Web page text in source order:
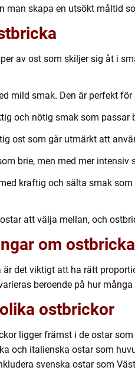
man skapa en utsökt måltid
av ost som skiljer sig åt i
mild smak. Den är perfekt
och nötig smak som passar
ost som går utmärkt att
brie, men med mer intensiv
kraftig och sälta smak
att välja mellan, och
om ostbricka
är det viktigt att ha rätt
beroende på hur
ostbrickor
ligger främst i de ostar
och italienska ostar som
svenska ostar som